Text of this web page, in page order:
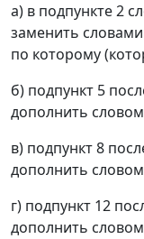
а) в подпункте 2
заменить
по которому
б) подпункт 5
дополнить
в) подпункт 8
дополнить
г) подпункт 12
дополнить